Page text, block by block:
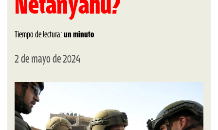
Netanyahu?
Tiempo de lectura: un minuto
2 de mayo de 2024